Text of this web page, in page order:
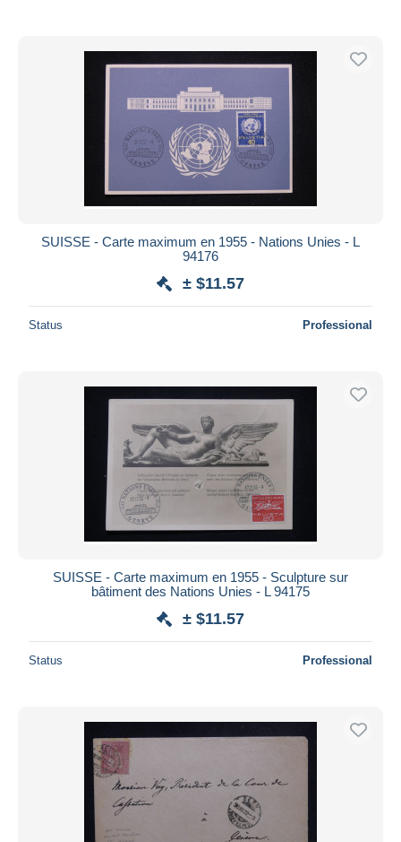
SUISSE - Carte maximum en 1955 - Nations Unies - L
94176
± $11.57
Status Professional
SUISSE - Carte maximum en 1955 - Sculpture sur
bâtiment des Nations Unies - L 94175
± $11.57
Status Professional